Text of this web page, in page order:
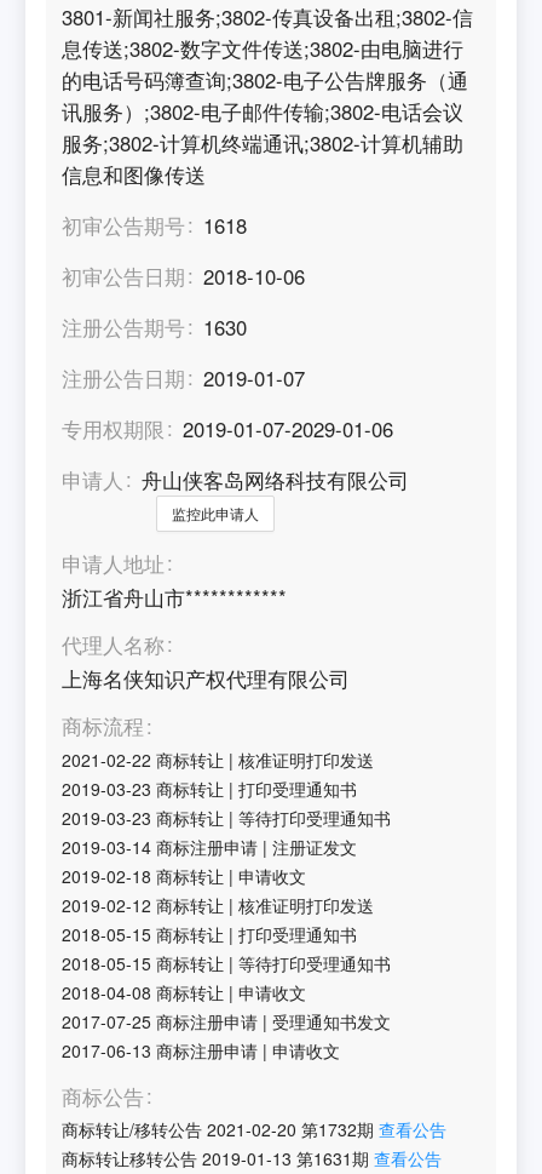
3801-新闻社服务;3802-传真设备出租;3802-信
息传送;3802-数字文件传送;3802-由电脑进行
的电话号码簿查询;3802-电子公告牌服务（通
讯服务）;3802-电子邮件传输;3802-电话会议
服务;3802-计算机终端通讯;3802-计算机辅助
信息和图像传送
初审公告期号
1618
初审公告日期
2018-10-06
注册公告期号
1630
注册公告日期
2019-01-07
专用权期限
2019-01-07-2029-01-06
申请人
舟山侠客岛网络科技有限公司
监控此申请人
申请人地址
浙江省舟山市************
代理人名称
上海名侠知识产权代理有限公司
商标流程
2021-02-22 商标转让 |核准证明打印发送
2019-03-23 商标转让 |打印受理通知书
2019-03-23 商标转让 |等待打印受理通知书
2019-03-14 商标注册申请 |注册证发文
2019-02-18 商标转让 |申请收文
2019-02-12 商标转让 |核准证明打印发送
2018-05-15 商标转让 |打印受理通知书
2018-05-15 商标转让 |等待打印受理通知书
2018-04-08 商标转让 |申请收文
2017-07-25 商标注册申请 |受理通知书发文
2017-06-13 商标注册申请 |申请收文
商标公告
商标转让/移转公告 2021-02-20 第1732期 查看公告
商标转让移转公告 2019-01-13 第1631期 查看公告